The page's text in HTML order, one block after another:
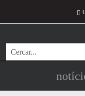
Cerca